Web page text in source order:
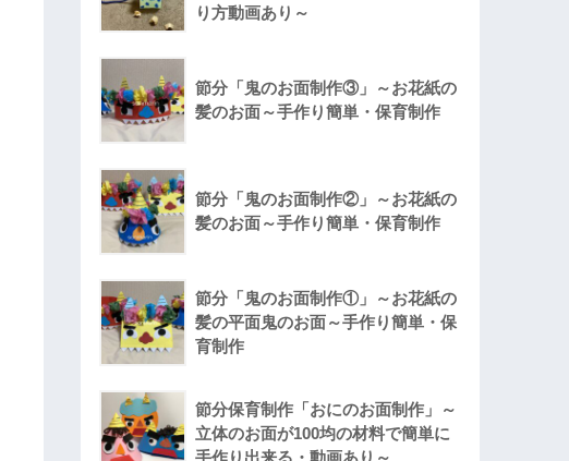
り方動画あり～
節分「鬼のお面制作③」～お花紙の
髪のお面～手作り簡単・保育制作
節分「鬼のお面制作②」～お花紙の
髪のお面～手作り簡単・保育制作
節分「鬼のお面制作①」～お花紙の
髪の平面鬼のお面～手作り簡単・保
育制作
節分保育制作「おにのお面制作」～
立体のお面が100均の材料で簡単に